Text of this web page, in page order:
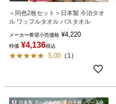
＜同色2枚セット＞日本製 今治タオ
ル ワッフルタオル バスタオル
メーカー希望小売価格 ¥4,220
特価 ¥4,136税込
5.00 （ 1 ）